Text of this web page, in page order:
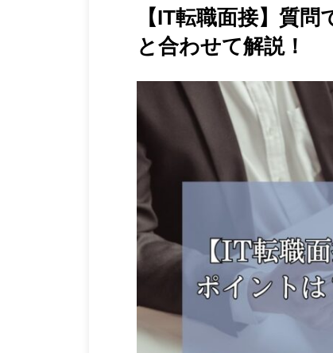
【IT転職面接】質
と合わせて解説！